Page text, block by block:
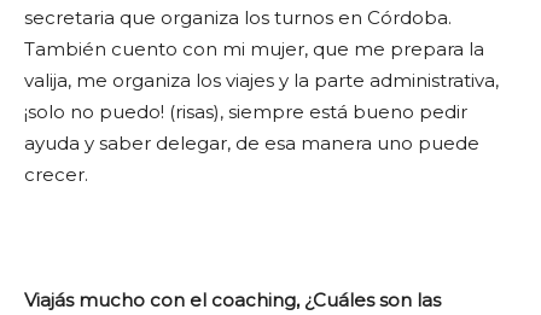
secretaria que organiza los turnos en Córdoba.
También cuento con mi mujer, que me prepara la
valija, me organiza los viajes y la parte administrativa,
¡solo no puedo! (risas), siempre está bueno pedir
ayuda y saber delegar, de esa manera uno puede
crecer.
Viajás mucho con el coaching, ¿Cuáles son las